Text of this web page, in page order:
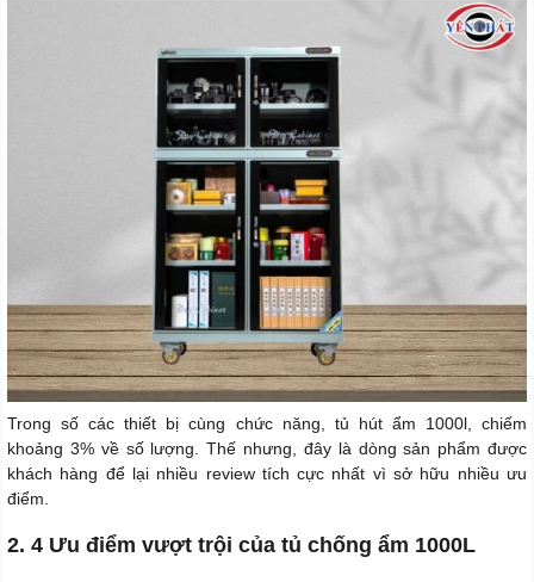
Trong số các thiết bị cùng chức năng, tủ hút ẩm 1000l, chiếm
khoảng 3% về số lượng. Thế nhưng, đây là dòng sản phẩm được
khách hàng để lại nhiều review tích cực nhất vì sở hữu nhiều ưu
điểm.
2. 4 Ưu điểm vượt trội của tủ chống ẩm 1000L